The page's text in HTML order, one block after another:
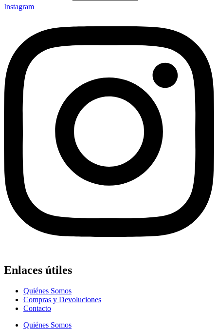
Instagram
Enlaces útiles
Quiénes Somos
Compras y Devoluciones
Contacto
Quiénes Somos